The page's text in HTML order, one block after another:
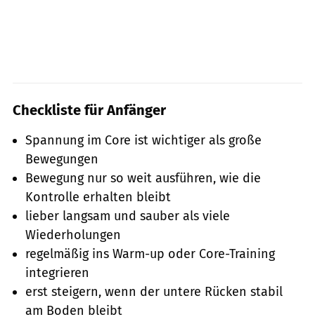
Checkliste für Anfänger
Spannung im Core ist wichtiger als große
Bewegungen
Bewegung nur so weit ausführen, wie die
Kontrolle erhalten bleibt
lieber langsam und sauber als viele
Wiederholungen
regelmäßig ins Warm-up oder Core-Training
integrieren
erst steigern, wenn der untere Rücken stabil
am Boden bleibt